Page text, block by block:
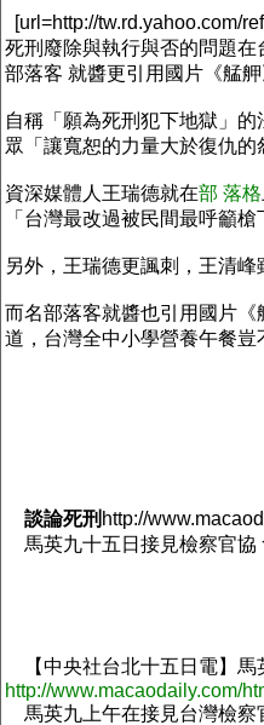
[url=http://tw.rd.yahoo.com/
死刑廢除與執行與否的問題
部落客 就醬更引用國片《艋
自稱「願為死刑犯下地獄」
眾「讓寬恕的力量大於復仇的
資深媒體人王瑞德就在部 落格
「台灣最改過被民間最呼籲
另外，王瑞德更諷刺，王清峰
而名部落客就醬也引用國片
道，台灣全中小學營養午餐豈
談論死刑 http://
馬英九十五日接見檢察官協
【中央社台北十五日電】馬
http://www.macaodaily.com/
馬英九上午在接見台灣檢察